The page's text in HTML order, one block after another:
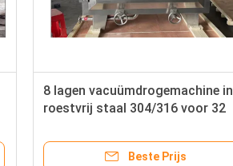
8 lagen vacuümdrogemachine in
roestvrij staal 304/316 voor 32
Beste Prijs